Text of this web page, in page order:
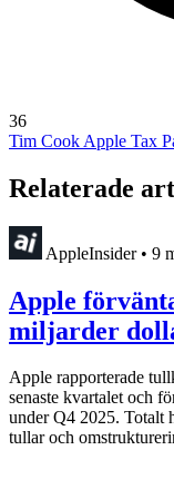
36
Tim Cook Apple Tax
Relaterade
AppleInsider • 9
Apple
miljarder
Apple rapporterade
senaste kvartalet och
under Q4 2025. Totalt
tullar och